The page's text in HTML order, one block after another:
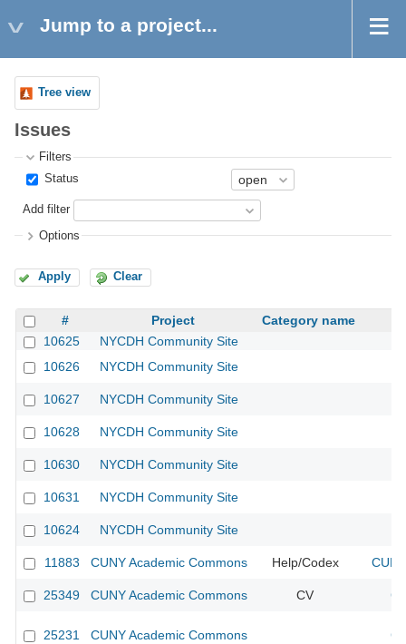
Jump to a project...
Tree view
Issues
Filters
Status
Add filter
Options
Apply Clear
# Project
Category name
10625
NYCDH Community Site
10626
NYCDH Community Site
10627 NYCDH Community Site
10628 NYCDH Community Site
10630 NYCDH Community Site
10631 NYCDH Community Site
10624 NYCDH Community Site
11883 CUNY Academic Commons Help/Codex
25349 CUNY Academic Commons CV
25231 CUNY Academic Commons